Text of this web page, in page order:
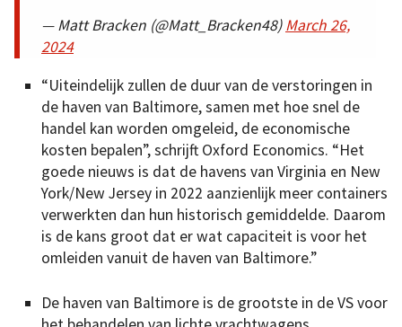
— Matt Bracken (@Matt_Bracken48)March 26,
2024
“Uiteindelijk zullen de duur van de verstoringen in
de haven van Baltimore, samen met hoe snel de
handel kan worden omgeleid, de economische
kosten bepalen”, schrijft Oxford Economics. “Het
goede nieuws is dat de havens van Virginia en New
York/New Jersey in 2022 aanzienlijk meer containers
verwerkten dan hun historisch gemiddelde. Daarom
is de kans groot dat er wat capaciteit is voor het
omleiden vanuit de haven van Baltimore.”
De haven van Baltimore is de grootste in de VS voor